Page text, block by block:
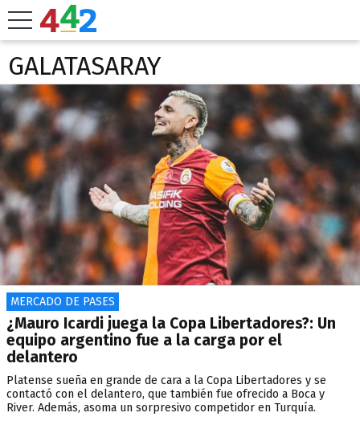
GALATASARAY
MERCADO DE PASES
¿Mauro Icardi juega la Copa Libertadores?: Un
equipo argentino fue a la carga por el
delantero
Platense sueña en grande de cara a la Copa Libertadores y se
contactó con el delantero, que también fue ofrecido a Boca y
River. Además, asoma un sorpresivo competidor en Turquía.